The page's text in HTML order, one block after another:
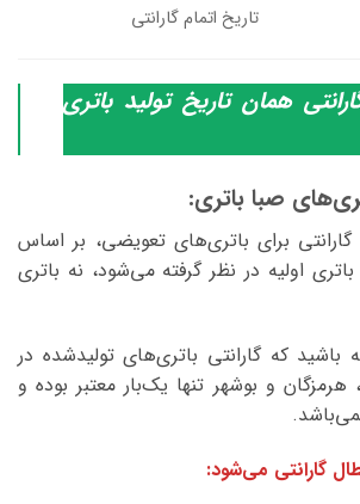
تاریخ اتمام گارانتی
همان تاریخ تولید باتری
صبا باتری:
برای باتری‌های تعویضی، بر اساس
اولیه در نظر گرفته می‌شود، نه باتری
که گارانتی باتری‌های تولیدشده در
و بوشهر تنها یک‌بار معتبر بوده و
گارانتی می‌شود: